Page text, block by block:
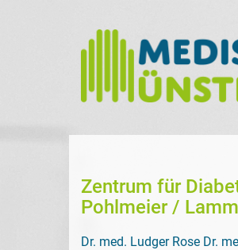
Zentrum für
Pohlmeier /
Dr. med. Ludger Rose Dr.